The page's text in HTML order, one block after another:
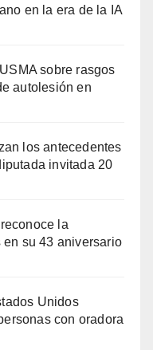
en la era de la IA
sobre rasgos
autolesión en
los antecedentes
invitada 20
la
su 43 aniversario
Unidos
con oradora